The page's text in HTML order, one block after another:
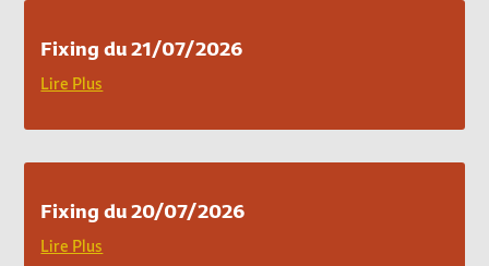
Fixing du 21/07/2026
Lire Plus
Fixing du 20/07/2026
Lire Plus